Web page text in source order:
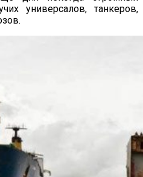
универсалов, танкеров,